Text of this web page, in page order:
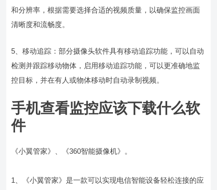
和分辨率，根据需要选择合适的视频质量，以确保监控画面
清晰度和流畅度。
5、移动追踪：部分摄像头软件具有移动追踪功能，可以自动
检测并跟踪移动物体，启用移动追踪功能，可以更准确地监
控目标，并在有人或物体移动时自动录制视频。
手机查看监控应该下载什么软
件
《小翼管家》、《360智能摄像机》。
1、《小翼管家》是一款可以实现电信智能设备轻松连接的应